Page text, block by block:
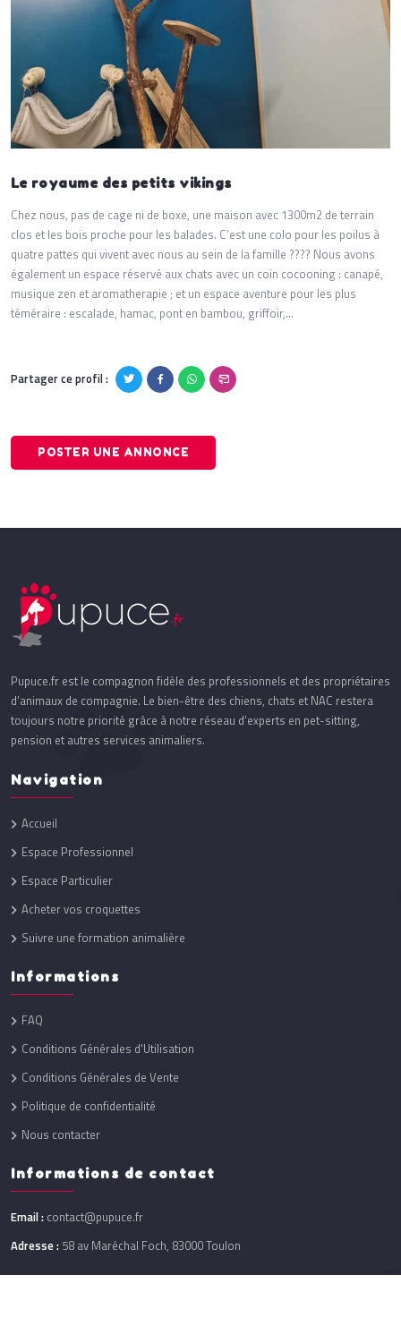
Le royaume des petits vikings
Chez nous, pas de cage ni de boxe, une maison avec 1300m2 de terrain
clos et les bois proche pour les balades. C’est une colo pour les poilus à
quatre pattes qui vivent avec nous au sein de la famille ???? Nous avons
également un espace réservé aux chats avec un coin cocooning : canapé,
musique zen et aromatherapie ; et un espace aventure pour les plus
téméraire : escalade, hamac, pont en bambou, griffoir,...
Partager ce profil :
POSTER UNE ANNONCE
Pupuce.fr est le compagnon fidèle des professionnels et des propriétaires
d’animaux de compagnie. Le bien-être des chiens, chats et NAC restera
toujours notre priorité grâce à notre réseau d’experts en pet-sitting,
pension et autres services animaliers.
Navigation
Accueil
Espace Professionnel
Espace Particulier
Acheter vos croquettes
Suivre une formation animalière
Informations
FAQ
Conditions Générales d'Utilisation
Conditions Générales de Vente
Politique de confidentialité
Nous contacter
Informations de contact
Email : contact@pupuce.fr
Adresse : 58 av Maréchal Foch, 83000 Toulon